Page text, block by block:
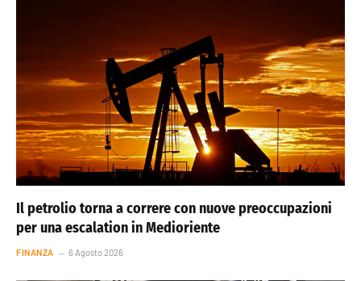
Il petrolio torna a correre con nuove preoccupazioni
per una escalation in Medioriente
FINANZA 6 Agosto 2026